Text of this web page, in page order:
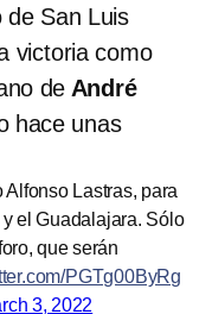
de San Luis
victoria como
de André
hace unas
Lastras, para
el Guadalajara. Sólo
que serán
PGTg00ByRg
3, 2022